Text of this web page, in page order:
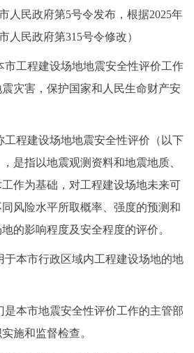
人民政府第5号令发布，根据2025年
人民政府第315号令修改）
工程建设场地地震安全性评价工作
灾害，保护国家和人民生命财产安
程建设场地地震安全性评价（以下
是指以地震观测资料和地震地质、
作为基础，对工程建设场地未来可
风险水平所取概率、强度的预测和
的影响程度及安全程度的评价。
本市行政区域内工程建设场地的地
本市地震安全性评价工作的主管部
施和监督检查。